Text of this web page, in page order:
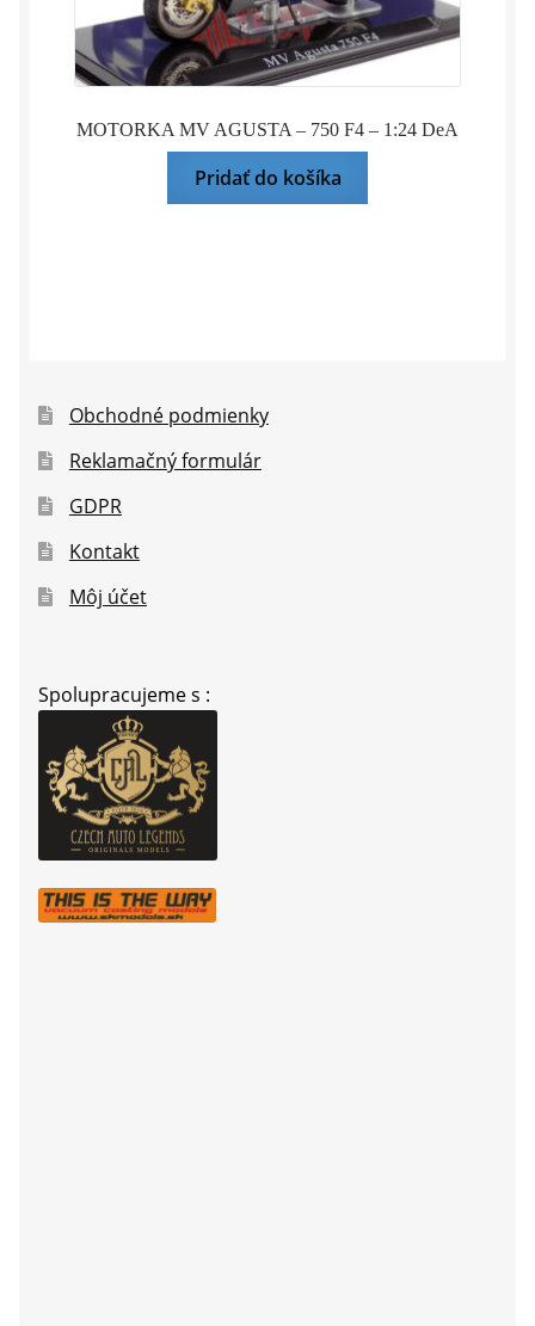
MOTORKA MV AGUSTA – 750 F4 – 1:24 DeA
Pridať do košíka
Obchodné podmienky
Reklamačný formulár
GDPR
Kontakt
Môj účet
Spolupracujeme s :